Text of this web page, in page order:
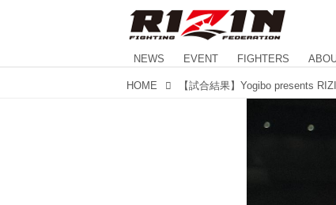
NEWS EVENT FIGHTERS
HOME